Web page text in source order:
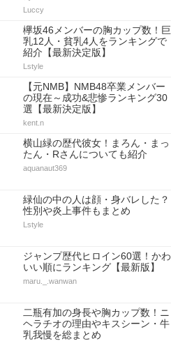
Luccy
欅坂46メンバーの胸カップ数！巨
乳12人・貧乳4人をランキングで
紹介【最新決定版】
Lstyle
【元NMB】NMB48卒業メンバー
の現在～成功&悲惨ランキング30
選【最新決定版】
kent.n
横山緑の歴代彼女！まろん・まっ
たん・Rさんについても紹介
aquanaut369
緑仙の中の人は顔・身バレした？
性別や炎上事件もまとめ
Lstyle
ジャンプ歴代ヒロイン60選！かわ
いい順にランキング【最新版】
maru._.wanwan
二瓶有加の身長や胸カップ数！ニ
ヘラチオの理由やキスシーン・牛
乳我慢を総まとめ